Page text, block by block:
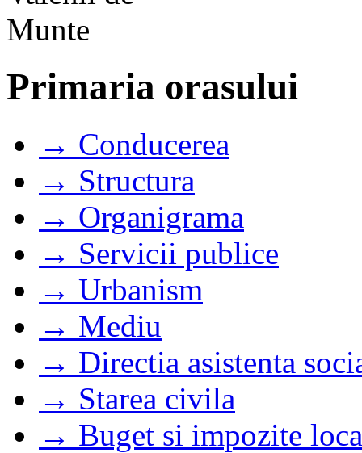
Primaria orasului
→ Conducerea
→ Structura
→ Organigrama
→ Servicii publice
→ Urbanism
→ Mediu
→ Directia asistenta
→ Starea civila
→ Buget si impozite